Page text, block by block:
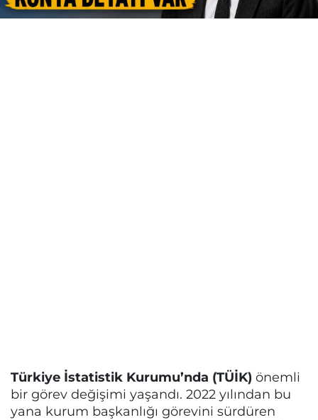
Türkiye İstatistik Kurumu’nda (TÜİK) önemli
bir görev değişimi yaşandı. 2022 yılından bu
yana kurum başkanlığı görevini sürdüren